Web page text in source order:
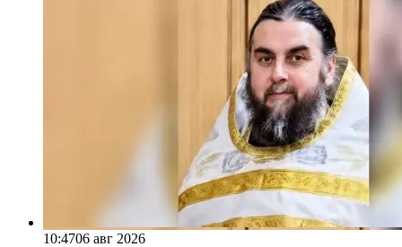
10:4706 авг 2026